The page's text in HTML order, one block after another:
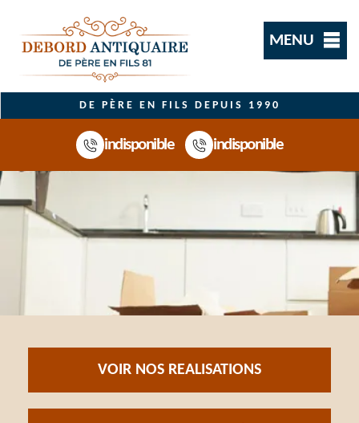
MENU
DE PÈRE EN FILS DEPUIS 1990
indisponible indisponible
VOIR NOS REALISATIONS